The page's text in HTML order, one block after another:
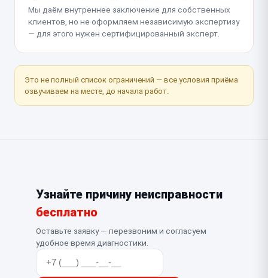
Мы даём внутреннее заключение для собственных
клиентов, но не оформляем независимую экспертизу
— для этого нужен сертифицированный эксперт.
Это не полный список ограничений — все условия приёма
озвучиваем на месте, до начала работ.
Узнайте причину неисправности
бесплатно
Оставьте заявку — перезвоним и согласуем
удобное время диагностики.